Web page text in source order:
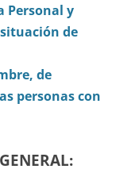
Personal y
de
de
personas con